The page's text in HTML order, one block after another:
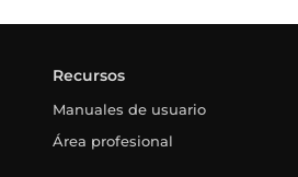
Recursos
Manuales de usuario
Área profesional